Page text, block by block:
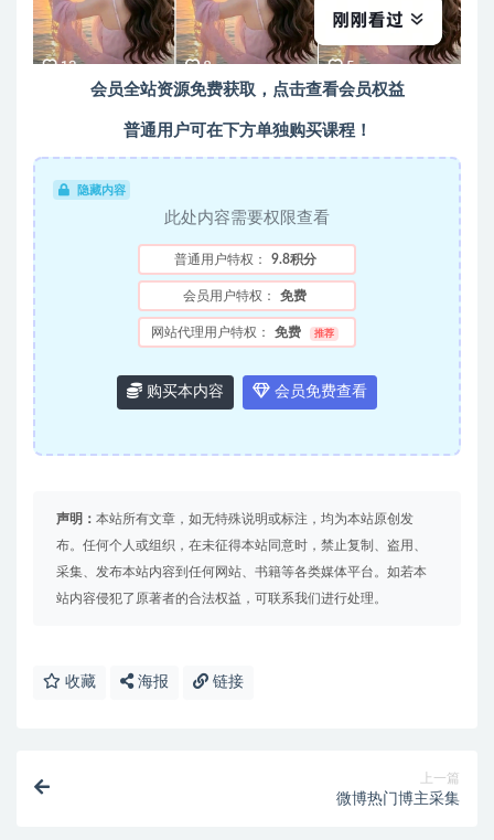
会员全站资源免费获取，点击查看会员权益
普通用户可在下方单独购买课程！
隐藏内容
此处内容需要权限查看
普通用户特权： 9.8积分
会员用户特权： 免费
网站代理用户特权： 免费 推荐
购买本内容 会员免费查看
声明： 本站所有文章，如无特殊说明或标注，均为本站原创发
布。任何个人或组织，在未征得本站同意时，禁止复制、盗用、
采集、发布本站内容到任何网站、书籍等各类媒体平台。如若本
站内容侵犯了原著者的合法权益，可联系我们进行处理。
收藏 海报 链接
上一篇
微博热门博主采集